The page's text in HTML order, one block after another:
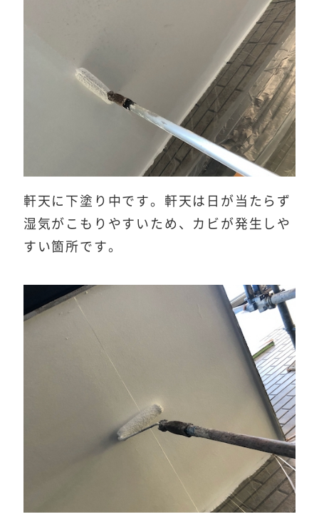
軒天に下塗り中です。軒天は日が当たらず
湿気がこもりやすいため、カビが発生しや
すい箇所です。